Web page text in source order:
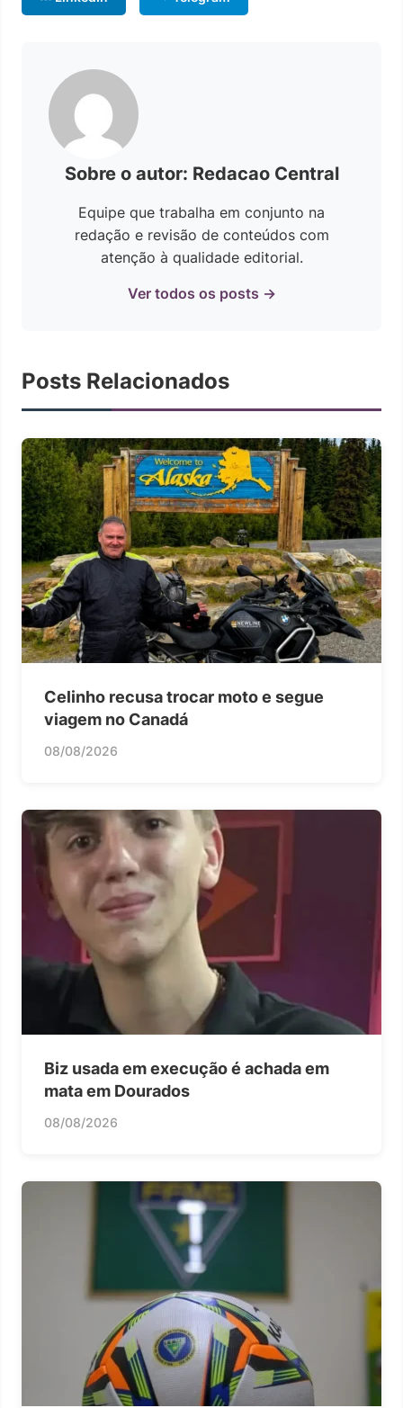
Sobre o autor: Redacao Central
Equipe que trabalha em conjunto na
redação e revisão de conteúdos com
atenção à qualidade editorial.
Ver todos os posts →
Posts Relacionados
Celinho recusa trocar moto e segue
viagem no Canadá
08/08/2026
Biz usada em execução é achada em
mata em Dourados
08/08/2026